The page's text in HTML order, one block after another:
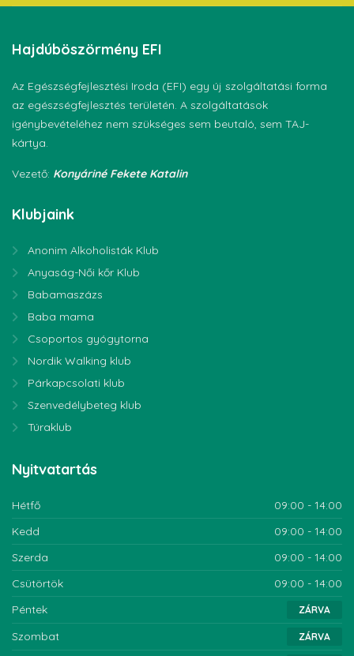
Hajdúböszörmény EFI
Az Egészségfejlesztési Iroda (EFI) egy új szolgáltatási forma
az egészségfejlesztés területén. A szolgáltatások
igénybevételéhez nem szükséges sem beutaló, sem TAJ-
kártya.
Vezető: Konyáriné Fekete Katalin
Klubjaink
Anonim Alkoholisták Klub
Anyaság-Női kőr Klub
Babamaszázs
Baba mama
Csoportos gyógytorna
Nordik Walking klub
Párkapcsolati klub
Szenvedélybeteg klub
Túraklub
Nyitvatartás
Hétfő
09:00 - 14:00
Kedd
09:00 - 14:00
Szerda
09:00 - 14:00
Csütörtök
09:00 - 14:00
Péntek
ZÁRVA
Szombat ZÁRVA